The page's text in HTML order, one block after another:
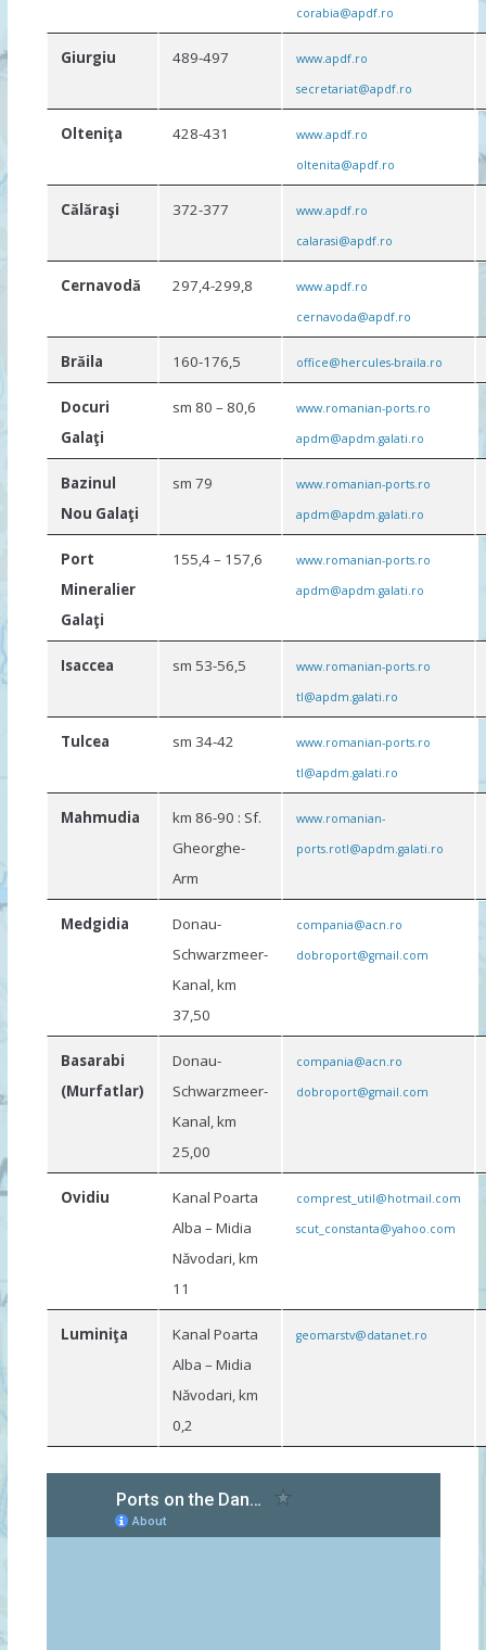
corabia@apdf.ro
Giurgiu 489-497
www.apdf.ro
secretariat@apdf.ro
Olteniţa 428-431
www.apdf.ro
oltenita@apdf.ro
Cǎlǎraşi 372-377
www.apdf.ro
calarasi@apdf.ro
Cernavodǎ 297,4-299,8
www.apdf.ro
cernavoda@apdf.ro
Brǎila 160-176,5 office@hercules-braila.ro
Docuri
Galaţi
sm 80 – 80,6
www.romanian-ports.ro
apdm@apdm.galati.ro
Bazinul
Nou Galaţi
sm 79
www.romanian-ports.ro
apdm@apdm.galati.ro
Port
Mineralier
Galaţi
155,4 – 157,6
www.romanian-ports.ro
apdm@apdm.galati.ro
Isaccea sm 53-56,5
www.romanian-ports.ro
tl@apdm.galati.ro
Tulcea sm 34-42
www.romanian-ports.ro
tl@apdm.galati.ro
Mahmudia
km 86-90 : Sf.
Gheorghe-
Arm
www.romanian-
ports.rotl@apdm.galati.ro
Medgidia
Donau-
Schwarzmeer-
Kanal, km
37,50
compania@acn.ro
dobroport@gmail.com
Basarabi
(Murfatlar)
Donau-
Schwarzmeer-
Kanal, km
25,00
compania@acn.ro
dobroport@gmail.com
Ovidiu
Kanal Poarta
Alba – Midia
Năvodari, km
11
comprest_util@hotmail.com
scut_constanta@yahoo.com
Luminiţa
Kanal Poarta
Alba – Midia
Năvodari, km
0,2
geomarstv@datanet.ro